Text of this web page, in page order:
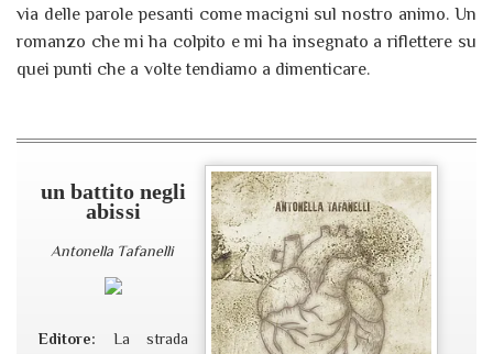
via delle parole pesanti come macigni sul nostro animo. Un
romanzo che mi ha colpito e mi ha insegnato a riflettere su
quei punti che a volte tendiamo a dimenticare.
un battito negli
abissi
Antonella Tafanelli
Editore: La strada